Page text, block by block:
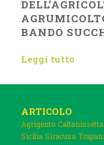
BANDO
Leggi tutto
ARTICOLO
Agrigento Caltanissetta
Sicilia Siracusa Trapani